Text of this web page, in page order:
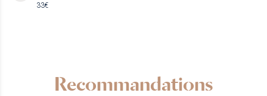
33€
Recommandations